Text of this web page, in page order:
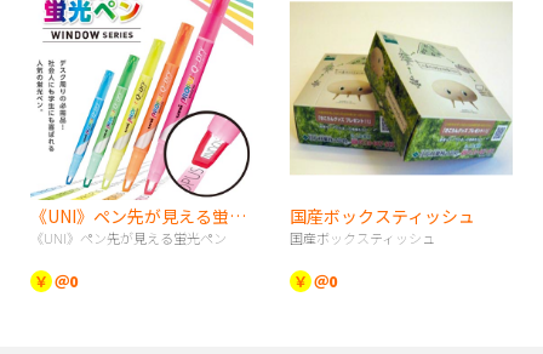
《UNI》ペン先が見える蛍光ペン
《UNI》ペン先が見える蛍光ペン
￥ ＠0
国産ボックスティッシュ
国産ボックスティッシュ
￥ ＠0